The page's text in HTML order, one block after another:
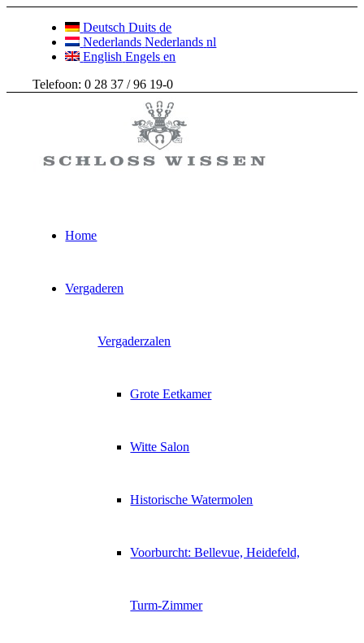
Deutsch Duits de
Nederlands Nederlands nl
English Engels en
Telefoon: 0 28 37 / 96 19-0
Home
Vergaderen
Vergaderzalen
Grote Eetkamer
Witte Salon
Historische Watermolen
Voorburcht: Bellevue, Heidefeld,
Turm-Zimmer